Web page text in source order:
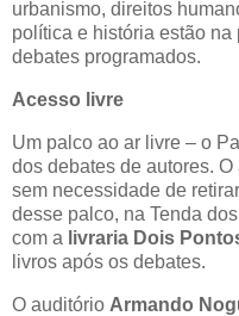
urbanismo, direitos
política e história estão
debates programados.
Acesso livre
Um palco ao ar livre – o
dos debates de autores.
sem necessidade de
desse palco, na Tenda
com a livraria Dois
livros após os debates.
O auditório Armando